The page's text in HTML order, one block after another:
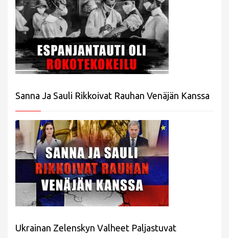
Sanna Ja Sauli Rikkoivat Rauhan Venäjän Kanssa
Ukrainan Zelenskyn Valheet Paljastuvat